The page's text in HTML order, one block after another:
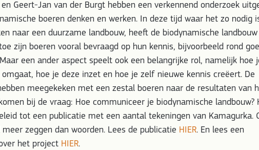
Geert-Jan van der Burgt hebben een verkennend onderzoek
boeren denken en werken. In deze tijd waar het zo nodig
naar een duurzame landbouw, heeft de biodynamische
zijn boeren vooral bevraagd op hun kennis, bijvoorbeeld rond
een ander aspect speelt ook een belangrijke rol, namelijk hoe
hoe je deze inzet en hoe je zelf nieuwe kennis creëert. De
meegekeken met een zestal boeren naar de resultaten van
bij de vraag: Hoe communiceer je biodynamische landbouw?
tot een publicatie met een aantal tekeningen van Kamagurka.
meer zeggen dan woorden. Lees de publicatie HIER. En lees een
het project HIER.